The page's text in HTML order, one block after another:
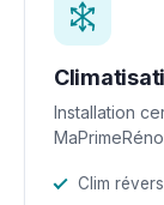
Installation
Clim